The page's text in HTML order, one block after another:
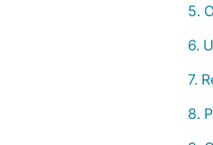
5.
6.
7.
8.